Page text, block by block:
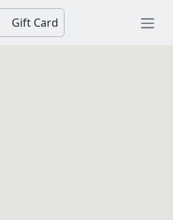
Gift Card